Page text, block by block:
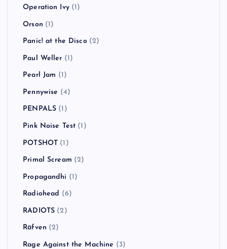
Operation Ivy(1)
Orson (1)
Panic! at the Disco(2)
Paul Weller (1)
Pearl Jam (1)
Pennywise (4)
PENPALS (1)
Pink Noise Test (1)
POTSHOT (1)
Primal Scream (2)
Propagandhi (1)
Radiohead (6)
RADIOTS (2)
Räfven (2)
Rage Against the Machine (3)